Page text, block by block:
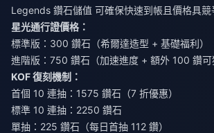
Legends 鑽石儲值 可確保快速到帳且價格具競
星光通行證價格：
標準版：300 鑽石（希爾達造型 + 基礎福利）
進階版：750 鑽石（加速進度 + 額外 100 鑽可
KOF 復刻機制：
首個 10 連抽：1575 鑽石（7 折優惠）
標準 10 連抽：2250 鑽石
單抽：225 鑽石（每日首抽 112 鑽）